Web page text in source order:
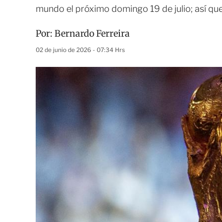
mundo el próximo domingo 19 de julio; así
Por: Bernardo Ferreira
02 de junio de 2026 - 07:34 Hrs